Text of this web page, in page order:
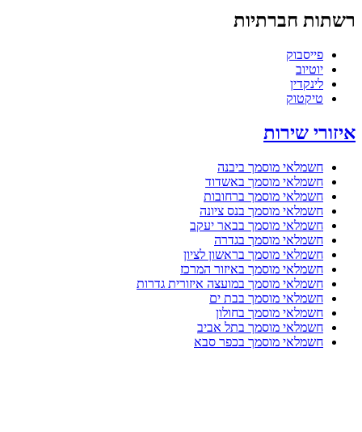
רשתות חברתיות
פייסבוק
יוטיוב
לינקדין
טיקטוק
איזורי שירות
חשמלאי מוסמך ביבנה
חשמלאי מוסמך באשדוד
חשמלאי מוסמך ברחובות
חשמלאי מוסמך בנס ציונה
חשמלאי מוסמך בבאר יעקב
חשמלאי מוסמך בגדרה
חשמלאי מוסמך בראשון לציון
חשמלאי מוסמך באיזור המרכז
חשמלאי מוסמך במועצה איזורית גדרות
חשמלאי מוסמך בבת ים
חשמלאי מוסמך בחולון
חשמלאי מוסמך בתל אביב
חשמלאי מוסמך בכפר סבא